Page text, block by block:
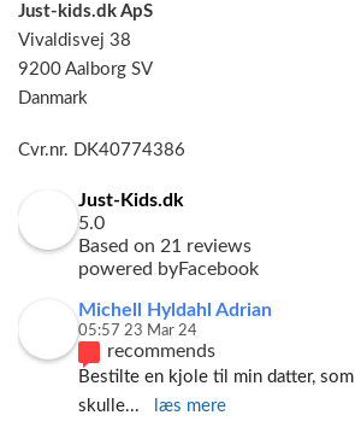
Just-kids.dk ApS
Vivaldisvej 38
9200 Aalborg SV
Danmark
Cvr.nr. DK40774386
Just-Kids.dk
5.0
Based on 21 reviews
powered byFacebook
Michell Hyldahl Adrian
05:57 23 Mar 24
recommends
Bestilte en kjole til min datter, som
skulle... læs mere